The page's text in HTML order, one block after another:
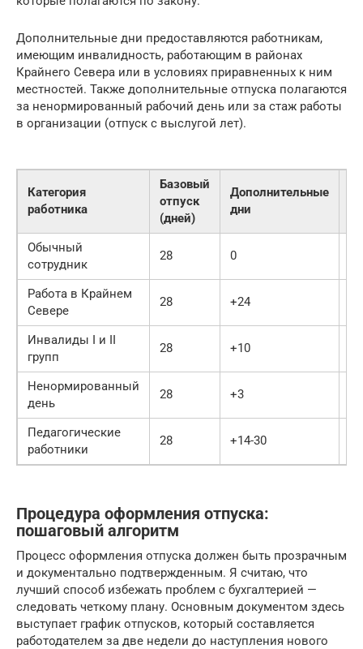
Дополнительные дни предоставляются работникам,
имеющим инвалидность, работающим в районах
Крайнего Севера или в условиях приравненных к ним
местностей. Также дополнительные отпуска полагаются
за ненормированный рабочий день или за стаж работы
в организации (отпуск с выслугой лет).
Категория
работника
Базовый
отпуск
(дней)
Дополнительные
дни
Обычный
сотрудник
28 0
Работа в Крайнем
Севере
28 +24
Инвалиды I и II
групп
28 +10
Ненормированный
день
28 +3
Педагогические
работники
28 +14-30
Процедура оформления отпуска:
пошаговый алгоритм
Процесс оформления отпуска должен быть прозрачным
и документально подтвержденным. Я считаю, что
лучший способ избежать проблем с бухгалтерией —
следовать четкому плану. Основным документом здесь
выступает график отпусков, который составляется
работодателем за две недели до наступления нового